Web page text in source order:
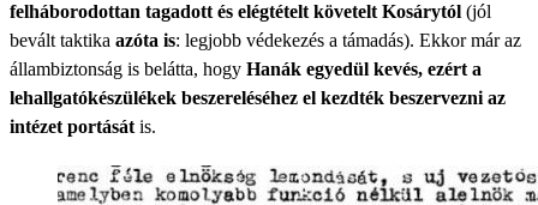
felháborodottan tagadott és elégtételt követelt Kosárytól (jól
bevált taktika azóta is: legjobb védekezés a támadás). Ekkor már az
állambiztonság is belátta, hogy Hanák egyedül kevés, ezért a
lehallgatókészülékek beszereléséhez el kezdték beszervezni az
intézet portását is.